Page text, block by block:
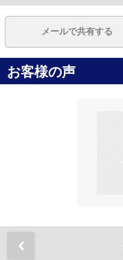
メールで共有する
お客様の声